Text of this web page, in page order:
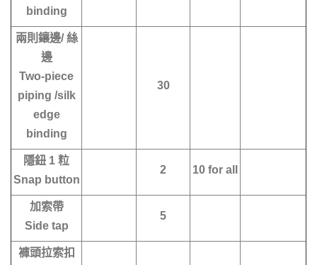
binding
兩則鑲邊/ 絲
邊
Two-piece
piping /silk
edge
binding
30
隱鈕 1 粒
Snap button
2 10 for all
加索帶
Side tap
5
褲頭拉索扣